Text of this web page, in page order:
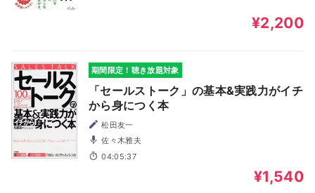
¥2,200
期間限定！聴き放題対象
「セールストーク」の基本&実践力がイチ
から身につく本
松田友一
佐々木雅夫
04:05:37
¥1,540